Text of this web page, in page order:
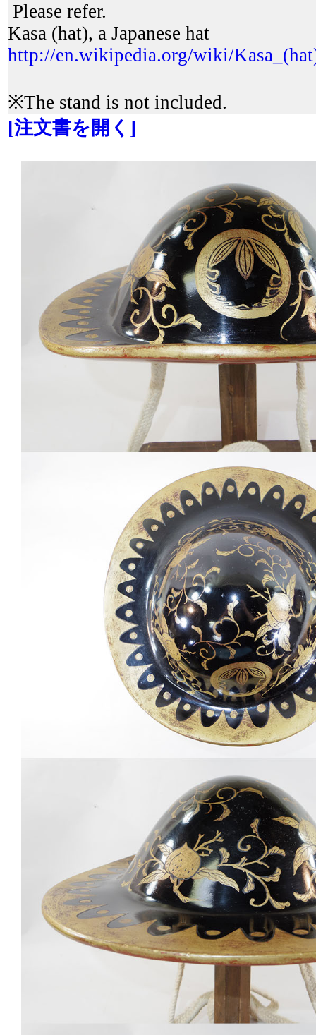
Please refer.
Kasa (hat), a Japanese hat
http://en.wikipedia.org/wiki/
※The stand is not included.
[注文書を開く]